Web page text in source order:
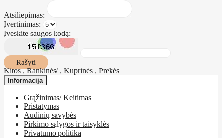
Atsiliepimas:
Įvertinimas:
Įveskite saugos kodą:
Rašyti
Kitos,Rankinės/, Kuprinės , Prekės
Informacija
Grąžinimas/ Keitimas
Pristatymas
Audinių savybės
Pirkimo sąlygos ir taisyklės
Privatumo politika